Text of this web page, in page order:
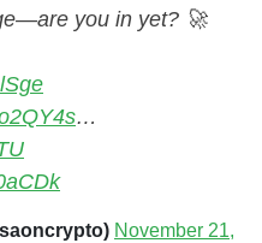
you in yet? 🚀
…
November 21,